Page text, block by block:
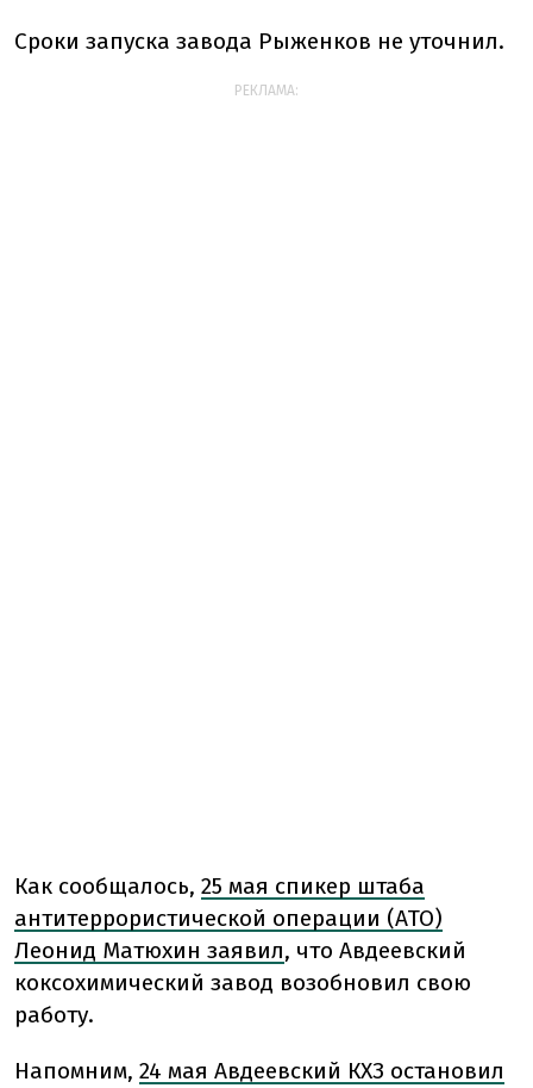
Сроки запуска завода Рыженков не уточнил.
РЕКЛАМА:
Как сообщалось, 25 мая спикер штаба
антитеррористической операции (АТО)
Леонид Матюхин заявил, что Авдеевский
коксохимический завод возобновил свою
работу.
Напомним, 24 мая Авдеевский КХЗ остановил